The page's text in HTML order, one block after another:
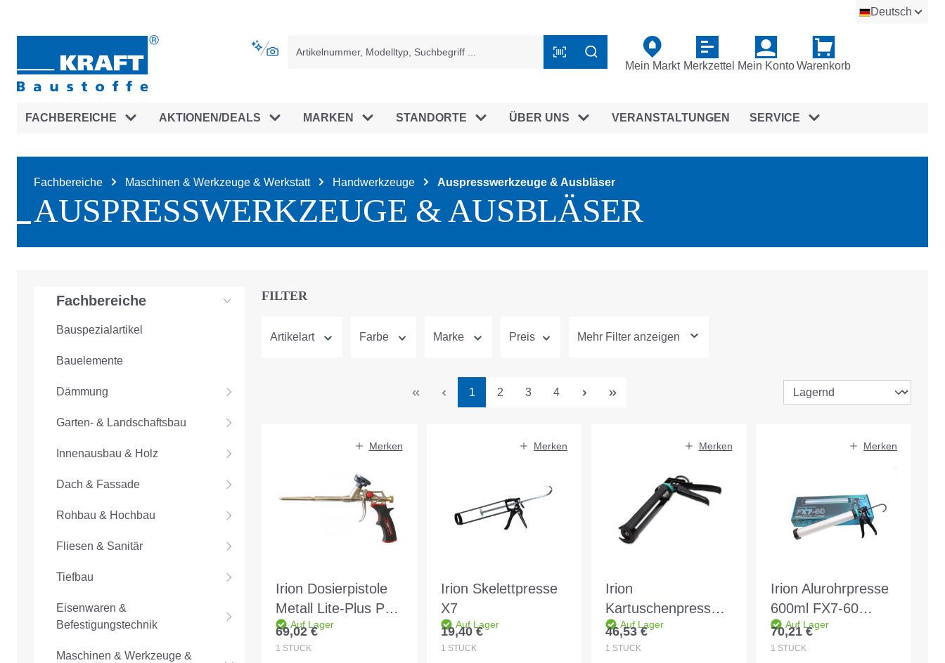
Deutsch
Mein Markt Merkzettel Mein KontoWarenkorb
FACHBEREICHE AKTIONEN/DEALS MARKEN STANDORTE ÜBER UNS VERANSTALTUNGEN SERVICE
Fachbereiche Maschinen & Werkzeuge & Werkstatt Handwerkzeuge Auspresswerkzeuge & Ausbläser
AUSPRESSWERKZEUGE & AUSBLÄSER
Fachbereiche
Bauspezialartikel
Bauelemente
Dämmung
Garten- & Landschaftsbau
Innenausbau & Holz
Dach & Fassade
Rohbau & Hochbau
Fliesen & Sanitär
Tiefbau
Eisenwaren &
Befestigungstechnik
Maschinen & Werkzeuge &
FILTER
Artikelart Farbe Marke Preis Mehr Filter anzeigen
Seite
1 Seite
2 Seite
3 Seite
4
Merken
Irion Dosierpistole
Metall Lite-Plus PU
Schaumpistole
Auf Lager
Regulärer Preis:
69,02 €
1 STÜCK
Merken
Irion Skelettpresse
X7
Auf Lager
Regulärer Preis:
19,40 €
1 STÜCK
Merken
Irion
Kartuschenpresse
310ml FX7-90
Einzelbox
Auf Lager
Regulärer Preis:
46,53 €
1 STÜCK
Merken
Irion Alurohrpresse
600ml FX7-60
Einzelbox
Auf Lager
Regulärer Preis:
70,21 €
1 STÜCK